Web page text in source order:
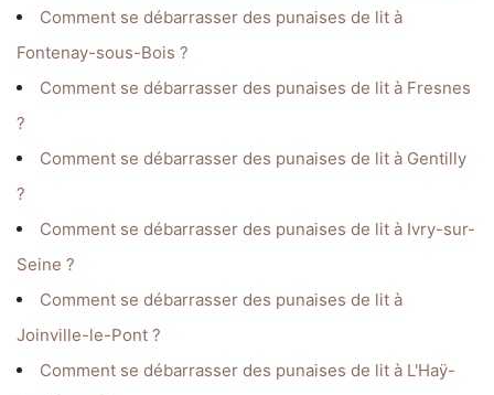
Comment se débarrasser des punaises de lit à
Fontenay-sous-Bois ?
Comment se débarrasser des punaises de lit à Fresnes
?
Comment se débarrasser des punaises de lit à Gentilly
?
Comment se débarrasser des punaises de lit à Ivry-sur-
Seine ?
Comment se débarrasser des punaises de lit à
Joinville-le-Pont ?
Comment se débarrasser des punaises de lit à L'Haÿ-